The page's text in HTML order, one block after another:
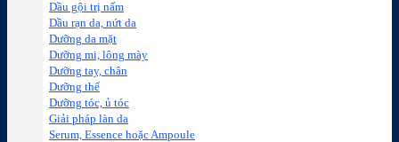
Dầu gội trị nấm
Dầu rạn da, nứt da
Dưỡng da mặt
Dưỡng mi, lông mày
Dưỡng tay, chân
Dưỡng thể
Dưỡng tóc, ủ tóc
Giải pháp làn da
Serum, Essence hoặc Ampoule